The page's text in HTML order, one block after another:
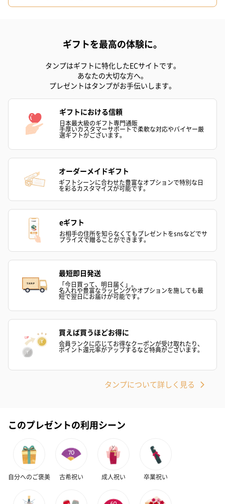
ギフトを最高の体験に。
タンプはギフトに特化したECサイトです。
あなたの大切な方へ。
プレゼントはタンプがお手伝いします。
ギフトにおける信頼
日本最大級のギフト専門通販
手厚いカスタマーサポートで柔軟な対応やバイヤー厳
選ギフトがございます。
オーダーメイドギフト
ギフトシーンに合わせた豊富なオプションで特別な日
を彩るカスタマイズが可能です。
eギフト
お相手の住所を知らなくてもプレゼントをsnsなどでサ
プライズで贈ることができます。
最短即日発送
「今日買って、明日届く」。
名入れや豊富なラッピングやオプションを施しても最
短で翌日にお届けが可能です。
買えば買うほどお得に
会員ランクに応じてお得なクーポンが受け取れたり、
ポイント還元率がアップするなど特典がございます。
タンプについて詳しく見る
このプレゼントの利用シーン
自分へのご褒美 古希祝い 成人祝い 卒業祝い